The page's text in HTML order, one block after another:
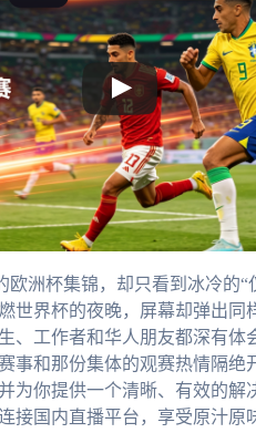
洲杯集锦，却只看到冰冷的
世界杯的夜晚，屏幕却弹出同
、工作者和华人朋友都深有体
事和那份集体的观赛热情隔绝
为你提供一个清晰、有效的解
接国内直播平台，享受原汁原